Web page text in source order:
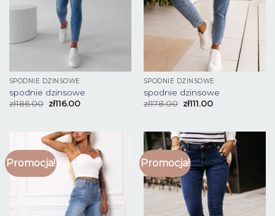
SPODNIE DZINSOWE
spodnie dzinsowe
zł186.00 zł116.00
SPODNIE DZINSOWE
spodnie dzinsowe
zł178.00 zł111.00
Promocja! Promocja!